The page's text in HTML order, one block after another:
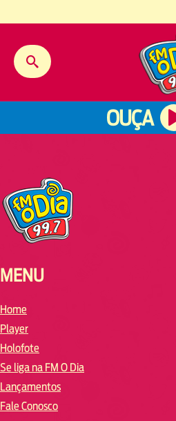
OUÇA
MENU
Home
Player
Holofote
Se liga na FM O Dia
Lançamentos
Fale Conosco